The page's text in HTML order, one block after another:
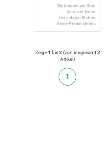
Sie können als Gast
(bzw. mit Ihrem
derzeitigen Status)
keine Preise sehen.
Zeige1 bis2(von insgesamt2
Artikel)
1